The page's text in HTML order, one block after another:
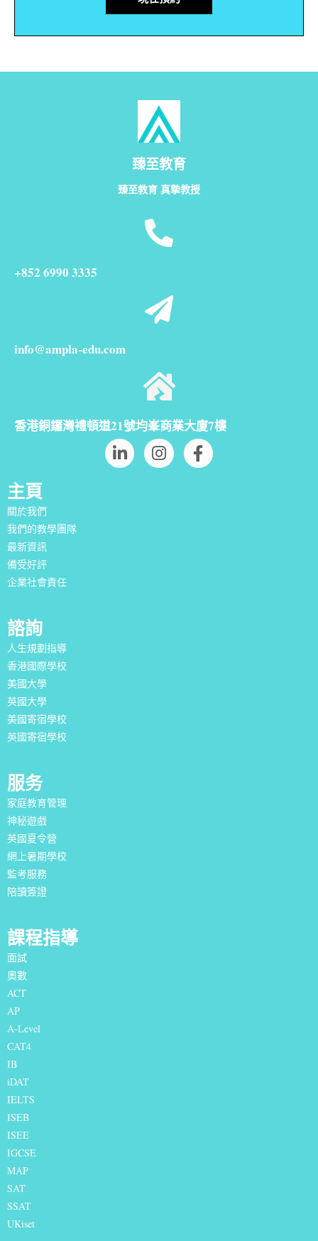
臻至教育
臻至教育 真摯教授
+852 6990 3335
info@ampla-edu.com
香港銅鑼灣禮頓道21號均峯商業大廈7樓
主頁
關於我們
我們的教學團隊
最新資訊
備受好評
企業社會責任
諮詢
人生規劃指導
香港國際學校
美國大學
英國大學
美國寄宿學校
英國寄宿學校
服务
家庭教育管理
神秘遊戲
英國夏令營
網上暑期學校
監考服務
陪讀簽證
課程指導
面試
奧數
ACT
AP
A-Level
CAT4
IB
iDAT
IELTS
ISEB
ISEE
IGCSE
MAP
SAT
SSAT
UKiset